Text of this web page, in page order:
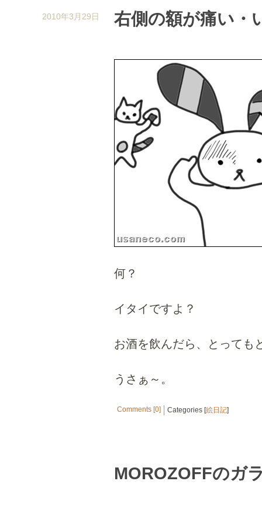
2010年3月29日 右側の額が痛い・
何？
イタイですよ？
お酒を飲んだら、とっても
うさぁ～。
Comments [0] Categories [絵日記]
MOROZOFFのガ